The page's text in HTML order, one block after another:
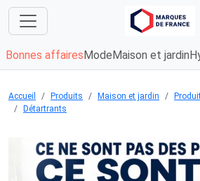
Bonnes affaires Mode Maison et jardin
Accueil Produits Maison et jardin
Détartrants